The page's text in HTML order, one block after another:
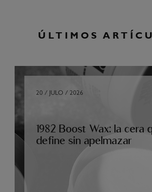
ÚLTIMOS
20 / JULO / 2026
1982 Boost Wax: la cera
define sin apelmazar